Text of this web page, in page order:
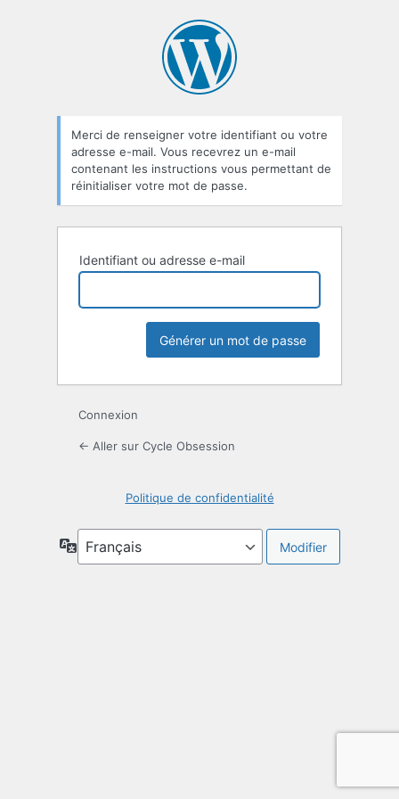
oublié
Merci de renseigner votre identifiant ou votre
adresse e-mail. Vous recevrez un e-mail
contenant les instructions vous permettant de
réinitialiser votre mot de passe.
Identifiant ou adresse e-mail
Connexion
← Aller sur Cycle Obsession
Politique de confidentialité
Langue